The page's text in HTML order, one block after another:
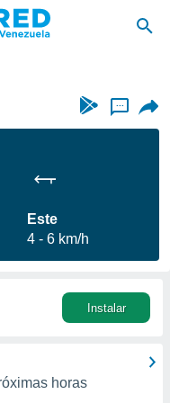
...
Este
4
6 km/h
Instalar
horas